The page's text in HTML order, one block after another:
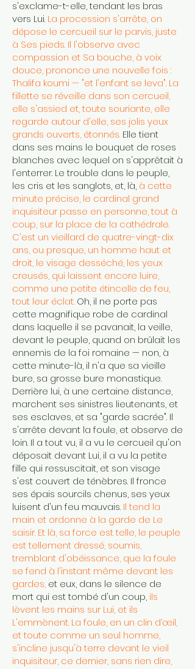
s'exclame-t-elle, tendant les bras
vers Lui. La procession s'arrête, on
dépose le cercueil sur le parvis, juste
à Ses pieds. Il l'observe avec
compassion et Sa bouche, à voix
douce, prononce une nouvelle fois :
Thalifa koumi — "et l'enfant se leva". La
fillette se réveille dans son cercueil,
elle s'assied et, toute souriante, elle
regarde autour d'elle, ses jolis yeux
grands ouverts, étonnés. Elle tient
dans ses mains le bouquet de roses
blanches avec lequel on s'apprêtait à
l'enterrer. Le trouble dans le peuple,
les cris et les sanglots, et, là, à cette
minute précise, le cardinal grand
inquisiteur passe en personne, tout à
coup, sur la place de la cathédrale.
C'est un vieillard de quatre-vingt-dix
ans, ou presque, un homme haut et
droit, le visage desséché, les yeux
creusés, qui laissent encore luire,
comme une petite étincelle de feu,
tout leur éclat. Oh, il ne porte pas
cette magnifique robe de cardinal
dans laquelle il se pavanait, la veille,
devant le peuple, quand on brûlait les
ennemis de la foi romaine — non, à
cette minute-là, il n'a que sa vieille
bure, sa grosse bure monastique.
Derrière lui, à une certaine distance,
marchent ses sinistres lieutenants, et
ses esclaves, et sa "garde sacrée". Il
s'arrête devant la foule, et observe de
loin. Il a tout vu, il a vu le cercueil qu'on
déposait devant Lui, il a vu la petite
fille qui ressuscitait, et son visage
s'est couvert de ténèbres. Il fronce
ses épais sourcils chenus, ses yeux
luisent d'un feu mauvais. Il tend la
main et ordonne à la garde de Le
saisir. Et là, sa force est telle, le peuple
est tellement dressé, soumis,
tremblant d'obéissance, que la foule
se fend à l'instant même devant les
gardes, et eux, dans le silence de
mort qui est tombé d'un coup, ils
lèvent les mains sur Lui, et ils
L'emmènent. La foule, en un clin d’œil,
et toute comme un seul homme,
s'incline jusqu'à terre devant le vieil
inquisiteur, ce dernier, sans rien dire,